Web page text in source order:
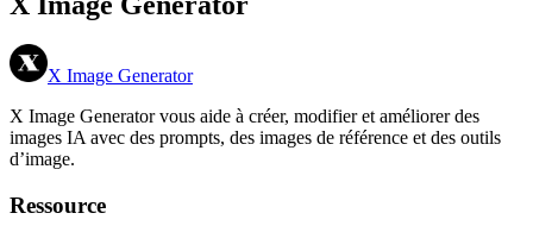
X Image Generator
X Image Generator vous aide à créer, modifier et améliorer des
images IA avec des prompts, des images de référence et des outils
d’image.
Ressource